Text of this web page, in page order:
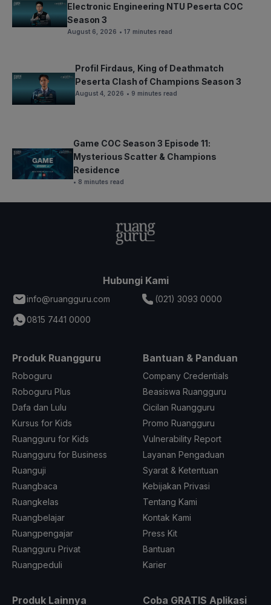
Electronic Engineering NTU Peserta COC
Season 3
August 6, 2026 • 17 minutes read
Profil Firdaus, King of Deathmatch
Peserta Clash of Champions Season 3
August 4, 2026 • 9 minutes read
Game COC Season 3 Episode 11:
Mysterious Scatter & Champions
Residence
• 8 minutes read
Hubungi Kami
info@ruangguru.com
(021) 3093 0000
0815 7441 0000
Produk Ruangguru
Roboguru
Roboguru Plus
Dafa dan Lulu
Kursus for Kids
Ruangguru for Kids
Ruangguru for Business
Ruanguji
Ruangbaca
Ruangkelas
Ruangbelajar
Ruangpengajar
Ruangguru Privat
Ruangpeduli
Bantuan & Panduan
Company Credentials
Beasiswa Ruangguru
Cicilan Ruangguru
Promo Ruangguru
Vulnerability Report
Layanan Pengaduan
Syarat & Ketentuan
Kebijakan Privasi
Tentang Kami
Kontak Kami
Press Kit
Bantuan
Karier
Produk Lainnya Coba GRATIS Aplikasi